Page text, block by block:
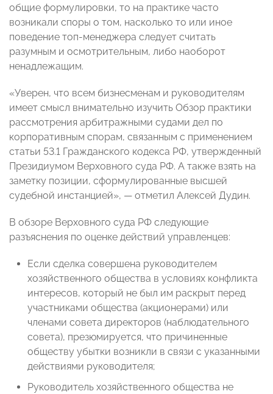
общие формулировки, то на практике часто
возникали споры о том, насколько то или иное
поведение топ-менеджера следует считать
разумным и осмотрительным, либо наоборот
ненадлежащим.
«Уверен, что всем бизнесменам и руководителям
имеет смысл внимательно изучить Обзор практики
рассмотрения арбитражными судами дел по
корпоративным спорам, связанным с применением
статьи 53.1 Гражданского кодекса РФ, утвержденный
Президиумом Верховного суда РФ. А также взять на
заметку позиции, сформулированные высшей
судебной инстанцией», — отметил Алексей Дудин.
В обзоре Верховного суда РФ следующие
разъяснения по оценке действий управленцев:
Если сделка совершена руководителем
хозяйственного общества в условиях конфликта
интересов, который не был им раскрыт перед
участниками общества (акционерами) или
членами совета директоров (наблюдательного
совета), презюмируется, что причиненные
обществу убытки возникли в связи с указанными
действиями руководителя;
Руководитель хозяйственного общества не